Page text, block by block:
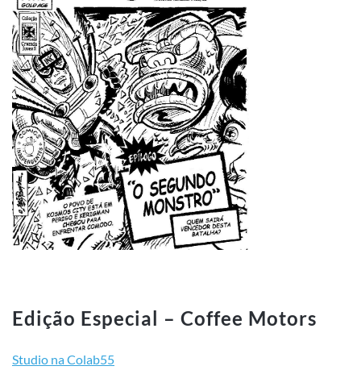
Edição Especial – Coffee Motors
Studio na Colab55